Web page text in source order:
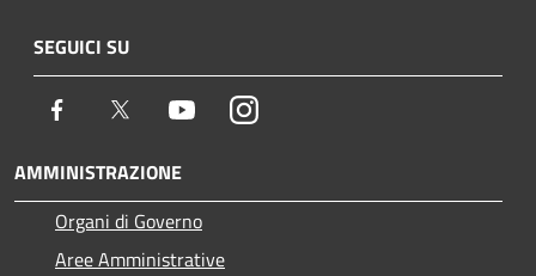
SEGUICI SU
Facebook Twitter YoutubeInstagram
AMMINISTRAZIONE
Organi di Governo
Aree Amministrative